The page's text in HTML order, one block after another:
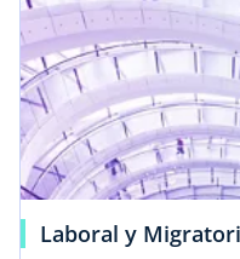
Laboral y